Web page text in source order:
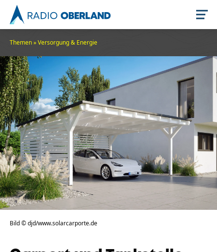
Newsreader
Themen»Versorgung & Energie
Bild © djd/www.solarcarporte.de